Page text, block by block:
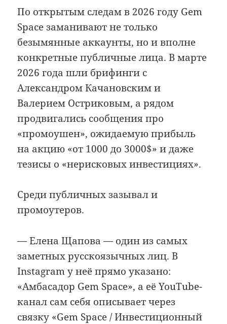
По открытым следам в 2026 году Gem
Space заманивают не только
безымянные аккаунты, но и вполне
конкретные публичные лица. В марте
2026 года шли брифинги с
Александром Качановским и
Валерием Остриковым, а рядом
продвигались сообщения про
«промоушен», ожидаемую прибыль
на акцию «от 1000 до 3000$» и даже
тезисы о «нерисковых инвестициях».
Среди публичных зазывал и
промоутеров.
— Елена Щапова — один из самых
заметных русскоязычных лиц. В
Instagram у неё прямо указано:
«Амбасадор Gem Space», а её YouTube-
канал сам себя описывает через
связку «Gem Space / Инвестиционный